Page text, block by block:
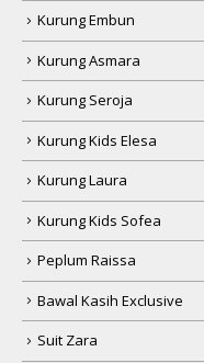
Kurung Embun
Kurung Asmara
Kurung Seroja
Kurung Kids Elesa
Kurung Laura
Kurung Kids Sofea
Peplum Raissa
Bawal Kasih Exclusive
Suit Zara